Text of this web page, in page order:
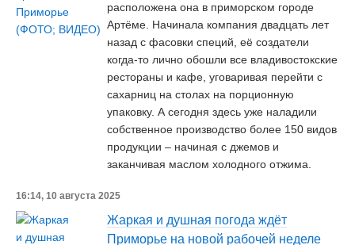
расположена она в приморском городе
Артёме. Начинала компания двадцать лет
назад с фасовки специй, её создатели
когда-то лично обошли все владивостокские
рестораны и кафе, уговаривая перейти с
сахарниц на столах на порционную
упаковку. А сегодня здесь уже наладили
собственное производство более 150 видов
продукции – начиная с джемов и
заканчивая маслом холодного отжима.
16:14, 10 августа 2025
Жаркая и душная погода ждёт
Приморье на новой рабочей неделе